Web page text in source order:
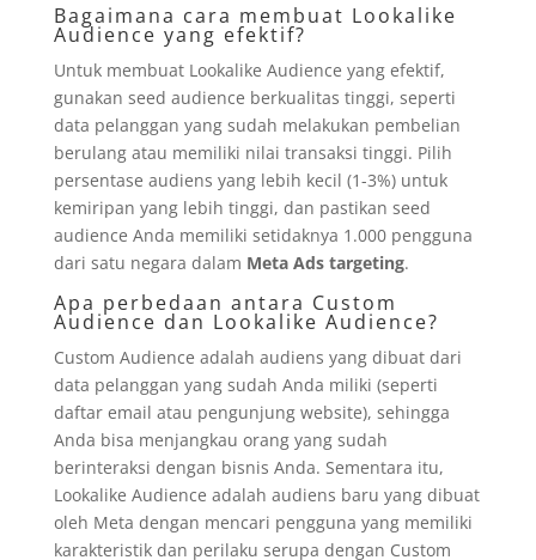
Bagaimana cara membuat Lookalike
Audience yang efektif?
Untuk membuat Lookalike Audience yang efektif,
gunakan seed audience berkualitas tinggi, seperti
data pelanggan yang sudah melakukan pembelian
berulang atau memiliki nilai transaksi tinggi. Pilih
persentase audiens yang lebih kecil (1-3%) untuk
kemiripan yang lebih tinggi, dan pastikan seed
audience Anda memiliki setidaknya 1.000 pengguna
dari satu negara dalam Meta Ads targeting.
Apa perbedaan antara Custom
Audience dan Lookalike Audience?
Custom Audience adalah audiens yang dibuat dari
data pelanggan yang sudah Anda miliki (seperti
daftar email atau pengunjung website), sehingga
Anda bisa menjangkau orang yang sudah
berinteraksi dengan bisnis Anda. Sementara itu,
Lookalike Audience adalah audiens baru yang dibuat
oleh Meta dengan mencari pengguna yang memiliki
karakteristik dan perilaku serupa dengan Custom